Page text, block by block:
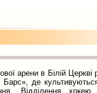
арени в Білій
де
Відділення хокею